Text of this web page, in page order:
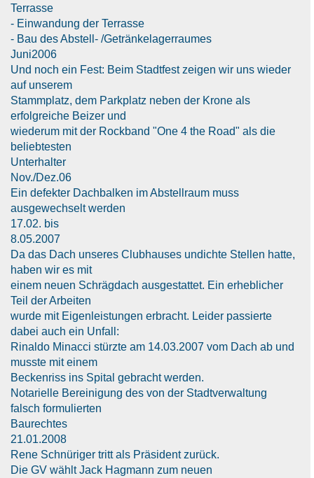
Terrasse
- Einwandung der Terrasse
- Bau des Abstell- /Getränkelagerraumes
Juni2006
Und noch ein Fest: Beim Stadtfest zeigen wir uns wieder
auf unserem
Stammplatz, dem Parkplatz neben der Krone als
erfolgreiche Beizer und
wiederum mit der Rockband "One 4 the Road" als die
beliebtesten
Unterhalter
Nov./Dez.06
Ein defekter Dachbalken im Abstellraum muss
ausgewechselt werden
17.02. bis
8.05.2007
Da das Dach unseres Clubhauses undichte Stellen hatte,
haben wir es mit
einem neuen Schrägdach ausgestattet. Ein erheblicher
Teil der Arbeiten
wurde mit Eigenleistungen erbracht. Leider passierte
dabei auch ein Unfall:
Rinaldo Minacci stürzte am 14.03.2007 vom Dach ab und
musste mit einem
Beckenriss ins Spital gebracht werden.
Notarielle Bereinigung des von der Stadtverwaltung
falsch formulierten
Baurechtes
21.01.2008
Rene Schnüriger tritt als Präsident zurück.
Die GV wählt Jack Hagmann zum neuen